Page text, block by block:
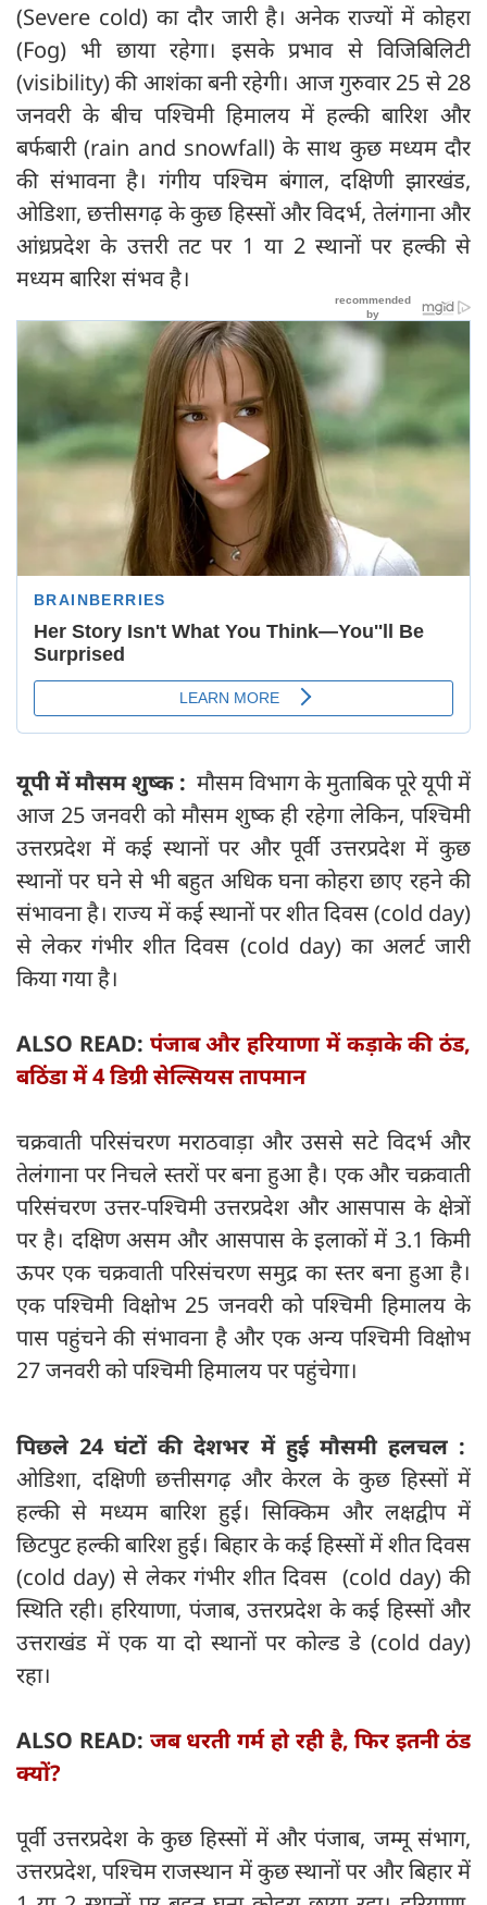
(Severe cold) का दौर जारी है। अनेक राज्यों में कोहरा
(Fog) भी छाया रहेगा। इसके प्रभाव से विजिबिलिटी
(visibility) की आशंका बनी रहेगी। आज गुरुवार 25 से 28
जनवरी के बीच पश्चिमी हिमालय में हल्की बारिश और
बर्फबारी (rain and snowfall) के साथ कुछ मध्यम दौर
की संभावना है। गंगीय पश्चिम बंगाल, दक्षिणी झारखंड,
ओडिशा, छत्तीसगढ़ के कुछ हिस्सों और विदर्भ, तेलंगाना और
आंध्रप्रदेश के उत्तरी तट पर 1 या 2 स्थानों पर हल्की से
मध्यम बारिश संभव है।
यूपी में मौसम शुष्क : मौसम विभाग के मुताबिक पूरे यूपी में
आज 25 जनवरी को मौसम शुष्क ही रहेगा लेकिन, पश्चिमी
उत्तरप्रदेश में कई स्थानों पर और पूर्वी उत्तरप्रदेश में कुछ
स्थानों पर घने से भी बहुत अधिक घना कोहरा छाए रहने की
संभावना है। राज्य में कई स्थानों पर शीत दिवस (cold day)
से लेकर गंभीर शीत दिवस (cold day) का अलर्ट जारी
किया गया है।
ALSO READ: पंजाब और हरियाणा में कड़ाके की ठंड,
बठिंडा में 4 डिग्री सेल्सियस तापमान
चक्रवाती परिसंचरण मराठवाड़ा और उससे सटे विदर्भ और
तेलंगाना पर निचले स्तरों पर बना हुआ है। एक और चक्रवाती
परिसंचरण उत्तर-पश्चिमी उत्तरप्रदेश और आसपास के क्षेत्रों
पर है। दक्षिण असम और आसपास के इलाकों में 3.1 किमी
ऊपर एक चक्रवाती परिसंचरण समुद्र का स्तर बना हुआ है।
एक पश्चिमी विक्षोभ 25 जनवरी को पश्चिमी हिमालय के
पास पहुंचने की संभावना है और एक अन्य पश्चिमी विक्षोभ
27 जनवरी को पश्चिमी हिमालय पर पहुंचेगा।
पिछले 24 घंटों की देशभर में हुई मौसमी हलचल :
ओडिशा, दक्षिणी छत्तीसगढ़ और केरल के कुछ हिस्सों में
हल्की से मध्यम बारिश हुई। सिक्किम और लक्षद्वीप में
छिटपुट हल्की बारिश हुई। बिहार के कई हिस्सों में शीत दिवस
(cold day) से लेकर गंभीर शीत दिवस (cold day) की
स्थिति रही। हरियाणा, पंजाब, उत्तरप्रदेश के कई हिस्सों और
उत्तराखंड में एक या दो स्थानों पर कोल्ड डे (cold day)
रहा।
ALSO READ: जब धरती गर्म हो रही है, फिर इतनी ठंड
क्यों?
पूर्वी उत्तरप्रदेश के कुछ हिस्सों में और पंजाब, जम्मू संभाग,
उत्तरप्रदेश, पश्चिम राजस्थान में कुछ स्थानों पर और बिहार में